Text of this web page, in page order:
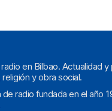
en Bilbao. Actualidad y
y obra social.
radio fundada en el año